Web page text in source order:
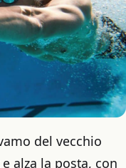
del vecchio
alza la posta, con